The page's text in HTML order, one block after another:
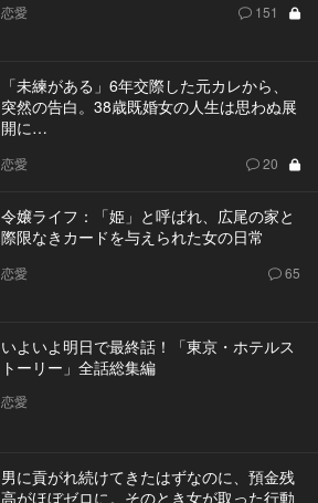
恋愛 151
「未練がある」6年交際した元カレから、
突然の告白。38歳既婚女の人生は思わぬ展
開に…
恋愛 20
令嬢ライフ：「姫」と呼ばれ、広尾の家と
際限なきカードを与えられた女の日常
恋愛 65
いよいよ明日で最終話！「東京・ホテルス
トーリー」全話総集編
恋愛
男に貢がれ続けてきたはずなのに、預金残
高がほぼゼロに。そのとき女が取った行動